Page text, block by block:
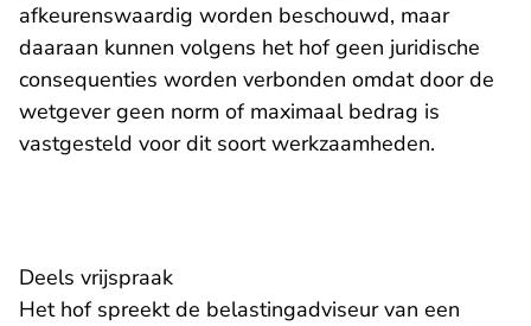
afkeurenswaardig worden beschouwd, maar
daaraan kunnen volgens het hof geen juridische
consequenties worden verbonden omdat door de
wetgever geen norm of maximaal bedrag is
vastgesteld voor dit soort werkzaamheden.
Deels vrijspraak
Het hof spreekt de belastingadviseur van een